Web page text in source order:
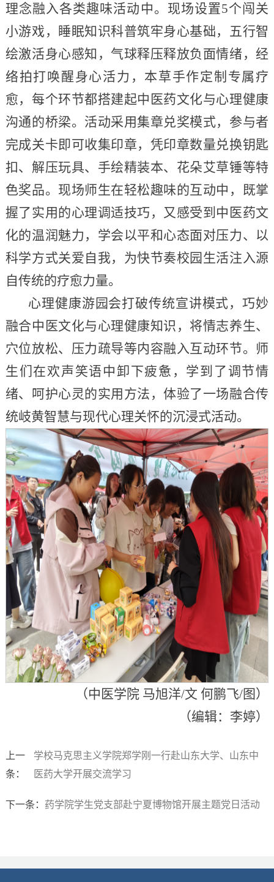
理念融入各类趣味活动中。现场设置5个闯关
小游戏，睡眠知识科普筑牢身心基础，五行智
绘激活身心感知，气球释压释放负面情绪，经
络拍打唤醒身心活力，本草手作定制专属疗
愈，每个环节都搭建起中医药文化与心理健康
沟通的桥梁。活动采用集章兑奖模式，参与者
完成关卡即可收集印章，凭印章数量兑换钥匙
扣、解压玩具、手绘精装本、花朵艾草锤等特
色奖品。现场师生在轻松趣味的互动中，既掌
握了实用的心理调适技巧，又感受到中医药文
化的温润魅力，学会以平和心态面对压力、以
科学方式关爱自我，为快节奏校园生活注入源
自传统的疗愈力量。
心理健康游园会打破传统宣讲模式，巧妙
融合中医文化与心理健康知识，将情志养生、
穴位放松、压力疏导等内容融入互动环节。师
生们在欢声笑语中卸下疲惫，学到了调节情
绪、呵护心灵的实用方法，体验了一场融合传
统岐黄智慧与现代心理关怀的沉浸式活动。
（中医学院 马旭洋/文 何鹏飞/图）
（编辑：李婷）
上一
条：
学校马克思主义学院郑学刚一行赴山东大学、山东中
医药大学开展交流学习
下一条： 药学院学生党支部赴宁夏博物馆开展主题党日活动